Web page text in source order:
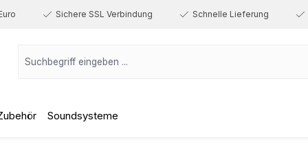
Sichere SSL Verbindung Schnelle Lieferung
Soundsysteme